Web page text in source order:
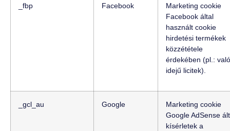
_fbp Facebook
Marketing cookie
Facebook által
használt cookie
hirdetési termékek
közzététele
érdekében (pl.:
idejű licitek).
_gcl_au Google
Marketing cookie
Google AdSense
kísérletek a